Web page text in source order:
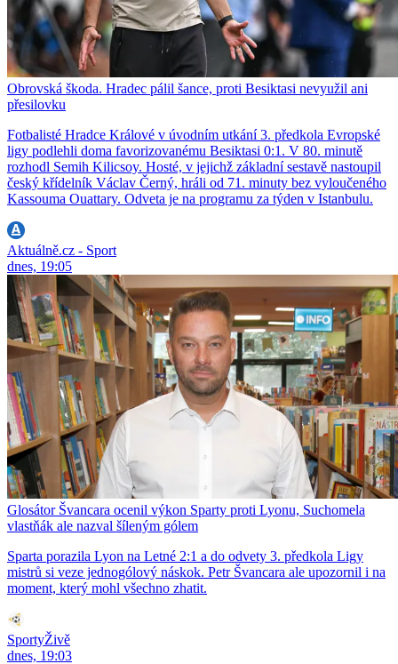
Obrovská škoda. Hradec pálil šance, proti Besiktasi nevyužil ani
přesilovku
Fotbalisté Hradce Králové v úvodním utkání 3. předkola Evropské
ligy podlehli doma favorizovanému Besiktasi 0:1. V 80. minutě
rozhodl Semih Kilicsoy. Hosté, v jejichž základní sestavě nastoupil
český křídelník Václav Černý, hráli od 71. minuty bez vyloučeného
Kassouma Ouattary. Odveta je na programu za týden v Istanbulu.
Aktuálně.cz - Sport
dnes, 19:05
Glosátor Švancara ocenil výkon Sparty proti Lyonu, Suchomela
vlastňák ale nazval šíleným gólem
Sparta porazila Lyon na Letné 2:1 a do odvety 3. předkola Ligy
mistrů si veze jednogólový náskok. Petr Švancara ale upozornil i na
moment, který mohl všechno zhatit.
SportyŽivě
dnes, 19:03